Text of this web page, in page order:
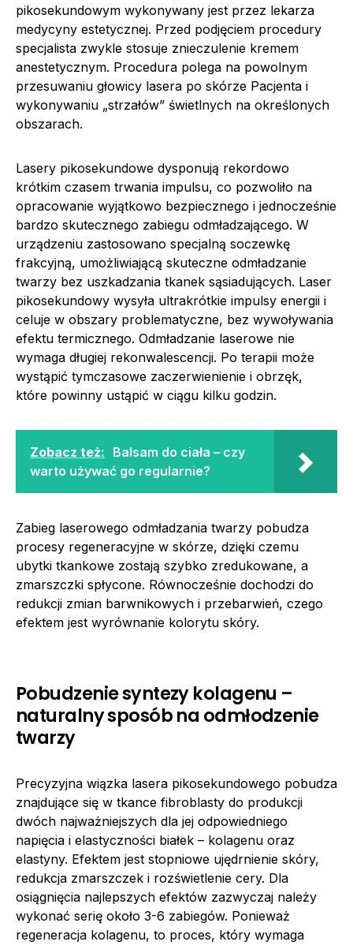
pikosekundowym wykonywany jest przez lekarza
medycyny estetycznej. Przed podjęciem procedury
specjalista zwykle stosuje znieczulenie kremem
anestetycznym. Procedura polega na powolnym
przesuwaniu głowicy lasera po skórze Pacjenta i
wykonywaniu „strzałów” świetlnych na określonych
obszarach.
Lasery pikosekundowe dysponują rekordowo
krótkim czasem trwania impulsu, co pozwoliło na
opracowanie wyjątkowo bezpiecznego i jednocześnie
bardzo skutecznego zabiegu odmładzającego. W
urządzeniu zastosowano specjalną soczewkę
frakcyjną, umożliwiającą skuteczne odmładzanie
twarzy bez uszkadzania tkanek sąsiadujących. Laser
pikosekundowy wysyła ultrakrótkie impulsy energii i
celuje w obszary problematyczne, bez wywoływania
efektu termicznego. Odmładzanie laserowe nie
wymaga długiej rekonwalescencji. Po terapii może
wystąpić tymczasowe zaczerwienienie i obrzęk,
które powinny ustąpić w ciągu kilku godzin.
Zobacz też: Balsam do ciała – czy
warto używać go regularnie?
Zabieg laserowego odmładzania twarzy pobudza
procesy regeneracyjne w skórze, dzięki czemu
ubytki tkankowe zostają szybko zredukowane, a
zmarszczki spłycone. Równocześnie dochodzi do
redukcji zmian barwnikowych i przebarwień, czego
efektem jest wyrównanie kolorytu skóry.
Pobudzenie syntezy kolagenu –
naturalny sposób na odmłodzenie
twarzy
Precyzyjna wiązka lasera pikosekundowego pobudza
znajdujące się w tkance fibroblasty do produkcji
dwóch najważniejszych dla jej odpowiedniego
napięcia i elastyczności białek – kolagenu oraz
elastyny. Efektem jest stopniowe ujędrnienie skóry,
redukcja zmarszczek i rozświetlenie cery. Dla
osiągnięcia najlepszych efektów zazwyczaj należy
wykonać serię około 3-6 zabiegów. Ponieważ
regeneracja kolagenu, to proces, który wymaga